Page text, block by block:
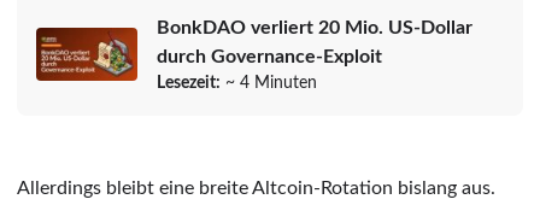
BonkDAO verliert 20 Mio. US-Dollar
durch Governance-Exploit
Lesezeit: ~ 4 Minuten
Allerdings bleibt eine breite Altcoin-Rotation bislang aus.